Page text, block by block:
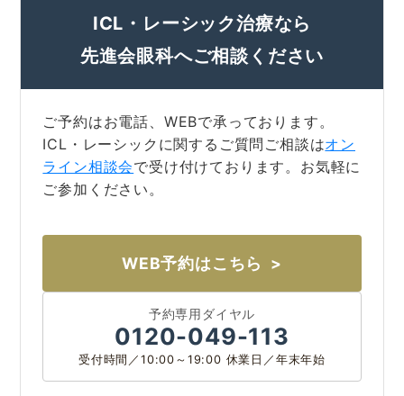
ICL・レーシック治療なら
先進会眼科へご相談ください
ご予約はお電話、WEBで承っております。
ICL・レーシックに関するご質問ご相談はオン
ライン相談会で受け付けております。お気軽に
ご参加ください。
WEB予約はこちら
予約専用ダイヤル
0120-049-113
受付時間／10:00～19:00 休業日／年末年始
大阪 梅田（本院） 福岡 天神
CLOSE
神戸 三宮 福岡 天神
CLOSE